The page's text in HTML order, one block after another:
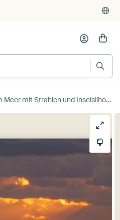
mit Strahlen und Inselsilhouette